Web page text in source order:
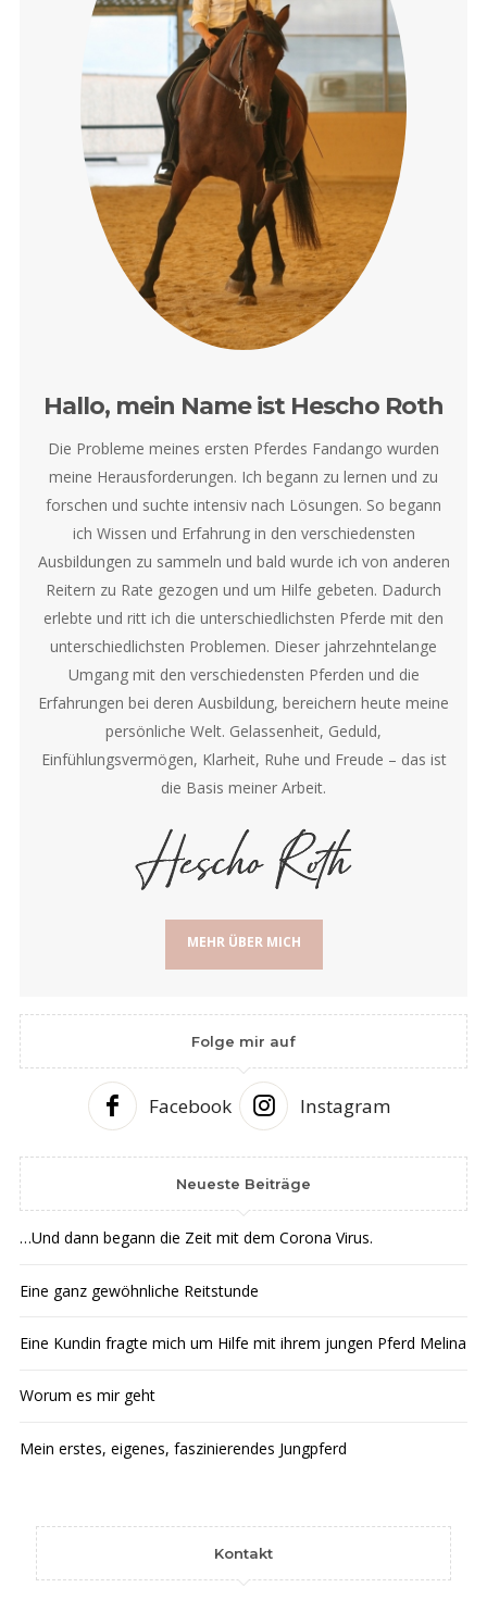
Hallo, mein Name ist Hescho Roth
Die Probleme meines ersten Pferdes Fandango wurden
meine Herausforderungen. Ich begann zu lernen und zu
forschen und suchte intensiv nach Lösungen. So begann
ich Wissen und Erfahrung in den verschiedensten
Ausbildungen zu sammeln und bald wurde ich von anderen
Reitern zu Rate gezogen und um Hilfe gebeten. Dadurch
erlebte und ritt ich die unterschiedlichsten Pferde mit den
unterschiedlichsten Problemen. Dieser jahrzehntelange
Umgang mit den verschiedensten Pferden und die
Erfahrungen bei deren Ausbildung, bereichern heute meine
persönliche Welt. Gelassenheit, Geduld,
Einfühlungsvermögen, Klarheit, Ruhe und Freude – das ist
die Basis meiner Arbeit.
MEHR ÜBER MICH
Folge mir auf
Facebook Instagram
Neueste Beiträge
…Und dann begann die Zeit mit dem Corona Virus.
Eine ganz gewöhnliche Reitstunde
Eine Kundin fragte mich um Hilfe mit ihrem jungen Pferd Melina
Worum es mir geht
Mein erstes, eigenes, faszinierendes Jungpferd
Kontakt